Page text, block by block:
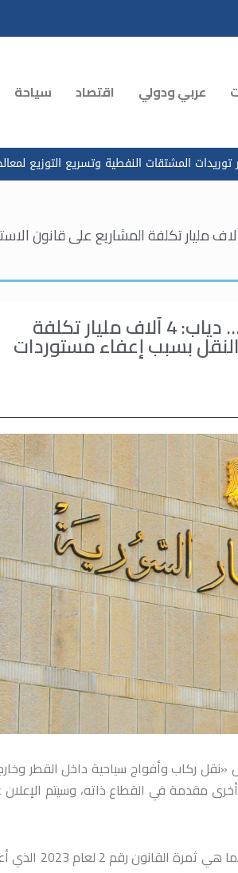
عربي ودولي اقتصاد سياحة
النفطية وتسريع التوزيع لمعالجة الازدحام
الاستثمار تخطط لـ50 مشروعاً جديداً خلال العام الحالي … دياب: 4 آلاف
هيئة الاستثمار تخطط لـ50 مشروعاً جديداً خلال العام الحالي … دياب: 4 آلاف مليار تكلفة
بسبب إعفاء مستوردات
ركاب وأفواج سياحية داخل القطر
مقدمة في القطاع ذاته، وسيتم الإعلان
وأوضح مدير الهيئة أن هذا النوع من الاستثمارات لم يكن موجوداً خلال